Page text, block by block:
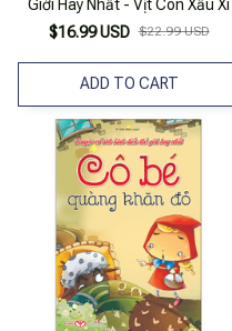
Giới Hay Nhất - Vịt Con Xấu Xí
$16.99 USD $22.99 USD
ADD TO CART